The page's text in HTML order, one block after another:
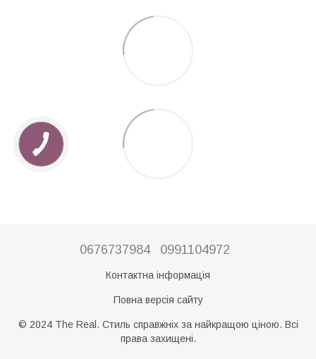
0676737984 0991104972
Контактна інформація
Повна версія сайту
© 2024 The Real. Стиль справжніх за найкращою ціною. Всі
права захищені.